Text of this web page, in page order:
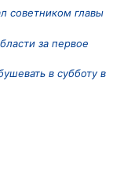
советником главы
за первое
в субботу в